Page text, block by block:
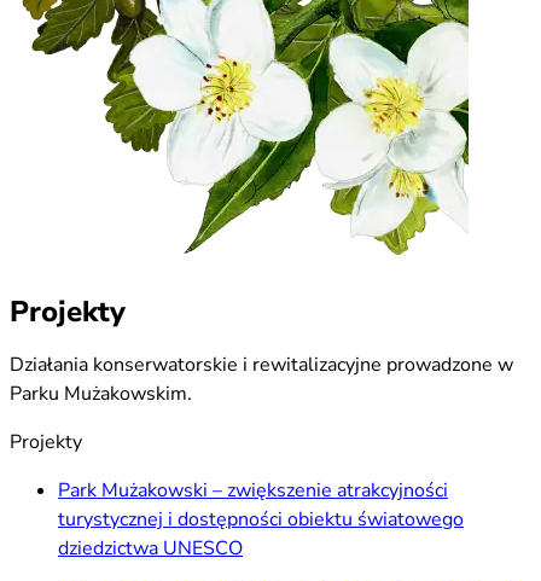
Projekty
Działania konserwatorskie i rewitalizacyjne prowadzone w
Parku Mużakowskim.
Projekty
Park Mużakowski – zwiększenie atrakcyjności
turystycznej i dostępności obiektu światowego
dziedzictwa UNESCO